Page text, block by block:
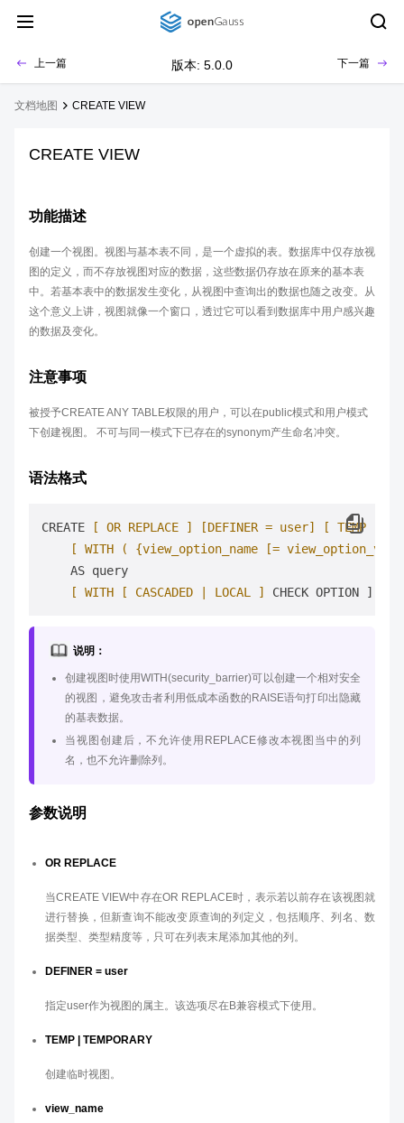
上一篇 版本: 5.0.0 下一篇
文档地图 CREATE VIEW
CREATE VIEW
功能描述
创建一个视图。视图与基本表不同，是一个虚拟的表。数据库中仅存放视
图的定义，而不存放视图对应的数据，这些数据仍存放在原来的基本表
中。若基本表中的数据发生变化，从视图中查询出的数据也随之改变。从
这个意义上讲，视图就像一个窗口，透过它可以看到数据库中用户感兴趣
的数据及变化。
注意事项
被授予CREATE ANY TABLE权限的用户，可以在public模式和用户模式
下创建视图。 不可与同一模式下已存在的synonym产生命名冲突。
语法格式
CREATE [ OR REPLACE ] [DEFINER = user]
[ TEMP |
[ WITH ( {view_option_name [=
    AS query
[ WITH [ CASCADED | LOCAL ]
说明：
创建视图时使用WITH(security_barrier)可以创建一个相对安全
的视图，避免攻击者利用低成本函数的RAISE语句打印出隐藏
的基表数据。
当视图创建后，不允许使用REPLACE修改本视图当中的列
名，也不允许删除列。
参数说明
OR REPLACE
当CREATE VIEW中存在OR REPLACE时，表示若以前存在该视图就
进行替换，但新查询不能改变原查询的列定义，包括顺序、列名、数
据类型、类型精度等，只可在列表末尾添加其他的列。
DEFINER = user
指定user作为视图的属主。该选项尽在B兼容模式下使用。
TEMP | TEMPORARY
创建临时视图。
view_name